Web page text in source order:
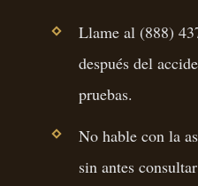
Llame al (888)
después del
pruebas.
No hable con la
sin antes